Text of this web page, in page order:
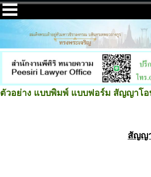
ตัวอย่าง แบบพิมพ์ แบบฟอร์ม สัญญาโ
สัญญ